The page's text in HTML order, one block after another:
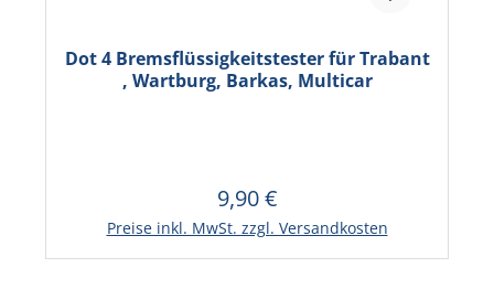
Dot 4 Bremsflüssigkeitstester für Trabant
, Wartburg, Barkas, Multicar
Regulärer Preis:
9,90 €
Preise inkl. MwSt. zzgl. Versandkosten
In den Warenkorb